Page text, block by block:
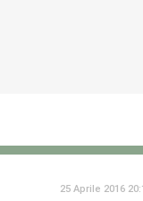
25 Aprile 2016